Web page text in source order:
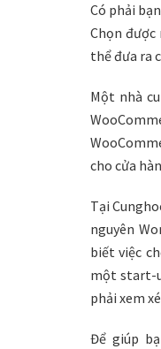
Có phải
Chọn
thể đưa ra
Một nhà
cho cửa
Tại
nguyên
biết việc
một start-
phải xem
Để giúp